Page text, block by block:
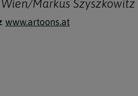
Markus Szyszkowitz
www.artoons.at